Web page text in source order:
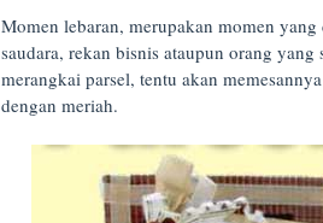
Momen lebaran, merupakan momen
saudara, rekan bisnis ataupun orang
merangkai parsel, tentu akan
dengan meriah.